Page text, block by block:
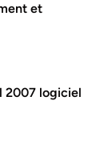
et
2007 logiciel